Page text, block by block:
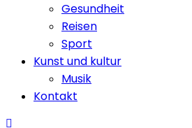
Gesundheit
Reisen
Sport
Kunst und kultur
Musik
Kontakt